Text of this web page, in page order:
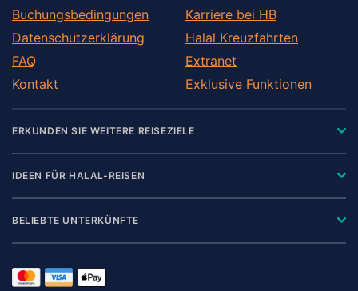
Buchungsbedingungen
Datenschutzerklärung
FAQ
Kontakt
Karriere bei HB
Halal Kreuzfahrten
Extranet
Exklusive Funktionen
ERKUNDEN SIE WEITERE REISEZIELE
IDEEN FÜR HALAL-REISEN
BELIEBTE UNTERKÜNFTE